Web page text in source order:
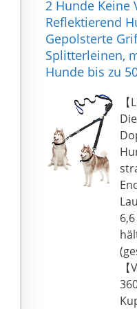
ist
in
🧡
2 Hunde Keine
Reflektierend
Gepolsterte
Splitterleinen,
Hunde bis zu